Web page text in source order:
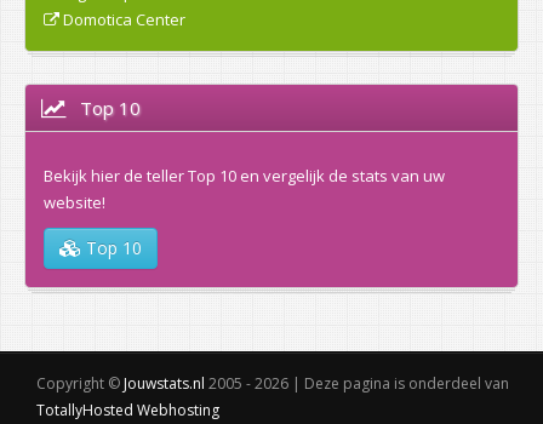
Domotica Center
Top 10
Bekijk hier de teller Top 10 en vergelijk de stats van uw
website!
Top 10
Copyright © Jouwstats.nl 2005 - 2026 | Deze pagina is onderdeel van
TotallyHosted Webhosting